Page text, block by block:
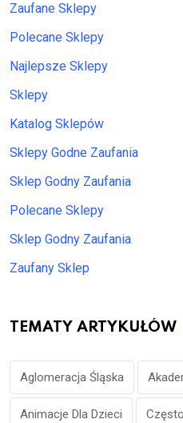
Zaufane Sklepy
Polecane Sklepy
Najlepsze Sklepy
Sklepy
Katalog Sklepów
Sklepy Godne Zaufania
Sklep Godny Zaufania
Polecane Sklepy
Sklep Godny Zaufania
Zaufany Sklep
TEMATY ARTYKUŁÓW
Aglomeracja Śląska
Animacje Dla Dzieci